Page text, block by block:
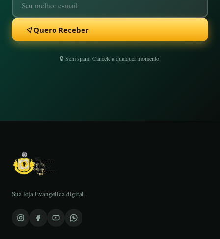
Quero Receber
🔒 Sem spam. Cancele a qualquer momento.
Sua loja Evangelica digital .